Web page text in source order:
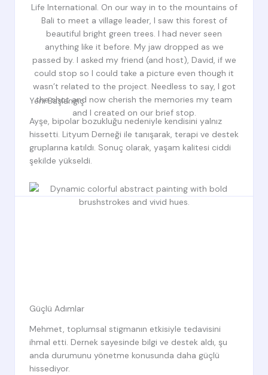
Yeni Başlangıç
Ayşe, bipolar bozukluğu nedeniyle kendisini yalnız
hissetti. Lityum Derneği ile tanışarak, terapi ve destek
gruplarına katıldı. Sonuç olarak, yaşam kalitesi ciddi
şekilde yükseldi.
Güçlü Adımlar
Mehmet, toplumsal stigmanın etkisiyle tedavisini
ihmal etti. Dernek sayesinde bilgi ve destek aldı, şu
anda durumunu yönetme konusunda daha güçlü
hissediyor.